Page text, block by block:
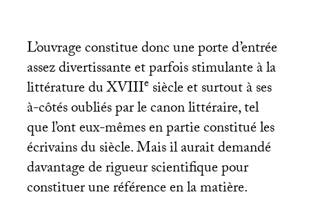
L’ouvrage constitue donc une porte d’entrée
assez divertissante et parfois stimulante à la
littérature duXVIIIesiècle et surtout à ses
à-côtés oubliés par le canon littéraire, tel
que l’ont eux-mêmes en partie constitué les
écrivains du siècle. Mais il aurait demandé
davantage de rigueur scientifique pour
constituer une référence en la matière.